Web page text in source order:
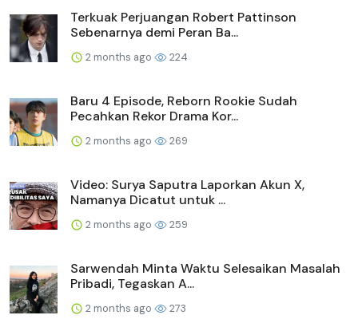
Terkuak Perjuangan Robert Pattinson
Sebenarnya demi Peran Ba...
2 months ago 224
Baru 4 Episode, Reborn Rookie Sudah
Pecahkan Rekor Drama Kor...
2 months ago 269
Video: Surya Saputra Laporkan Akun X,
Namanya Dicatut untuk ...
2 months ago 259
Sarwendah Minta Waktu Selesaikan Masalah
Pribadi, Tegaskan A...
2 months ago 273